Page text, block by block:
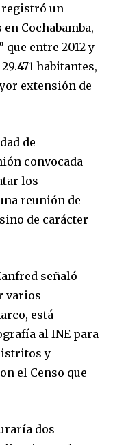
part of the
on our website
worry, we respect
information is
registró un
Cochabamba,
entre 2012 y
habitantes,
extensión de
de
convocada
los
reunión de
de carácter
señaló
varios
está
al INE para
y
el Censo que
dos